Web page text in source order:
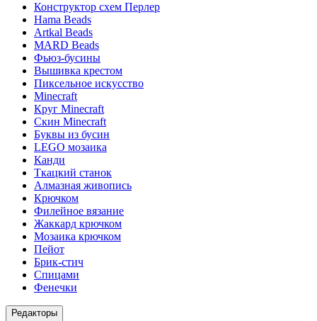
Конструктор схем Перлер
Hama Beads
Artkal Beads
MARD Beads
Фьюз-бусины
Вышивка крестом
Пиксельное искусство
Minecraft
Круг Minecraft
Скин Minecraft
Буквы из бусин
LEGO мозаика
Канди
Ткацкий станок
Алмазная живопись
Крючком
Филейное вязание
Жаккард крючком
Мозаика крючком
Пейот
Брик-стич
Спицами
Фенечки
Редакторы